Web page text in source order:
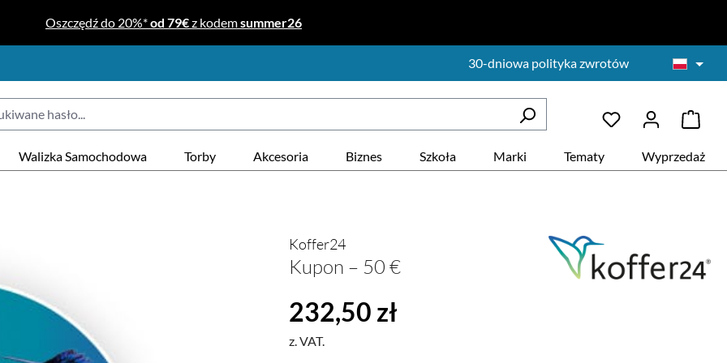
Oszczędź do 20%*od 79€z kodemsummer26
30-dniowa polityka zwrotów
Walizka Samochodowa Torby Akcesoria Biznes Szkoła Marki Tematy Wyprzedaż
Koffer24
Kupon – 50 €
Cena regularna:
232,50 zł
z. VAT.